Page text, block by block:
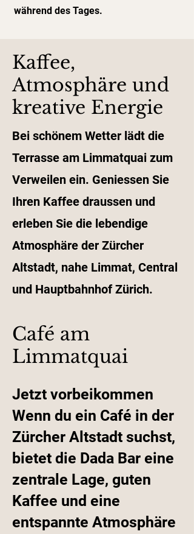
während des Tages.
Kaffee,
Atmosphäre und
kreative Energie
Bei schönem Wetter lädt die
Terrasse am Limmatquai zum
Verweilen ein. Geniessen Sie
Ihren Kaffee draussen und
erleben Sie die lebendige
Atmosphäre der Zürcher
Altstadt, nahe Limmat, Central
und Hauptbahnhof Zürich.
Café am
Limmatquai
Jetzt vorbeikommen
Wenn du ein Café in der
Zürcher Altstadt suchst,
bietet die Dada Bar eine
zentrale Lage, guten
Kaffee und eine
entspannte Atmosphäre